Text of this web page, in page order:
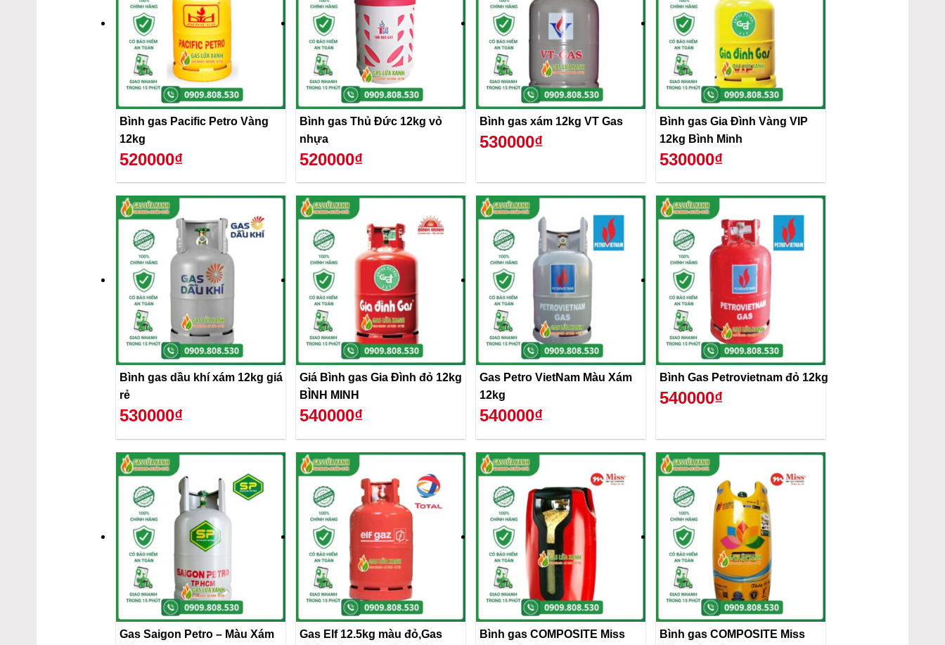
Bình gas Pacific Petro Vàng
12kg
520000₫
Bình gas Thủ Đức 12kg vỏ
nhựa
520000₫
Bình gas xám 12kg VT Gas
530000₫
Bình gas Gia Đình Vàng VIP
12kg Bình Minh
530000₫
Bình gas dầu khí xám 12kg giá
rẻ
530000₫
Giá Bình gas Gia Đình đỏ 12kg
BÌNH MINH
540000₫
Gas Petro VietNam Màu Xám
12kg
540000₫
Bình Gas Petrovietnam đỏ 12kg
540000₫
Gas Saigon Petro – Màu Xám
Gas Elf 12.5kg màu đỏ,Gas
Bình gas COMPOSITE Miss
Bình gas COMPOSITE Miss